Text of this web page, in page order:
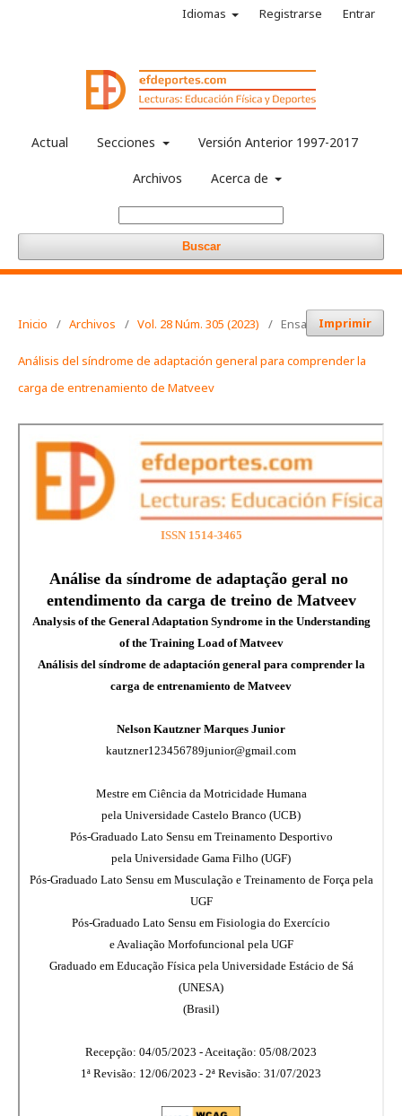
Actual Secciones Versión Anterior 1997-2017
Archivos Acerca de
Buscar
Idiomas Registrarse Entrar
Inicio / Archivos / Vol. 28 Núm. 305 (2023) / EnsayosImprimir
Análisis del síndrome de adaptación general para comprender la
carga de entrenamiento de Matveev